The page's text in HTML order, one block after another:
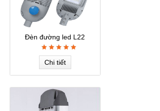
Đèn đường led L22
Chi tiết